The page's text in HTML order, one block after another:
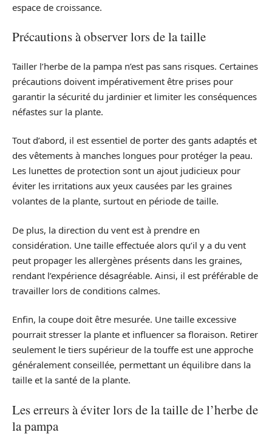
espace de croissance.
Précautions à observer lors de la taille
Tailler l’herbe de la pampa n’est pas sans risques. Certaines
précautions doivent impérativement être prises pour
garantir la sécurité du jardinier et limiter les conséquences
néfastes sur la plante.
Tout d’abord, il est essentiel de porter des gants adaptés et
des vêtements à manches longues pour protéger la peau.
Les lunettes de protection sont un ajout judicieux pour
éviter les irritations aux yeux causées par les graines
volantes de la plante, surtout en période de taille.
De plus, la direction du vent est à prendre en
considération. Une taille effectuée alors qu’il y a du vent
peut propager les allergènes présents dans les graines,
rendant l’expérience désagréable. Ainsi, il est préférable de
travailler lors de conditions calmes.
Enfin, la coupe doit être mesurée. Une taille excessive
pourrait stresser la plante et influencer sa floraison. Retirer
seulement le tiers supérieur de la touffe est une approche
généralement conseillée, permettant un équilibre dans la
taille et la santé de la plante.
Les erreurs à éviter lors de la taille de l’herbe de
la pampa